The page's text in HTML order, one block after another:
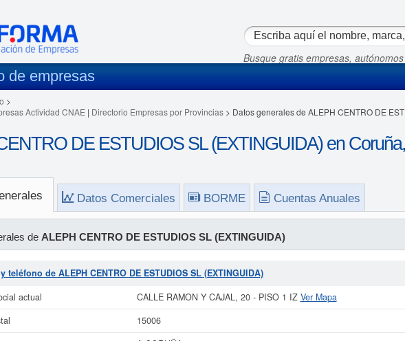
Busque gratis empresas,
de empresas
>
Actividad CNAE | Directorio Empresas por Provincias> Datos generales de ALEPH CENTRO DE
DE ESTUDIOS SL (EXTINGUIDA) en
Datos Comerciales BORME Cuentas Anuales
de ALEPH CENTRO DE ESTUDIOS SL (EXTINGUIDA)
teléfono de ALEPH CENTRO DE ESTUDIOS SL (EXTINGUIDA)
actual
CALLE RAMON Y CAJAL, 20 - PISO 1 IZ Ver Mapa
15006